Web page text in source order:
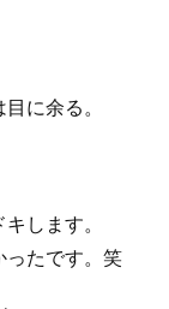
に余る。
します。
ったです。笑